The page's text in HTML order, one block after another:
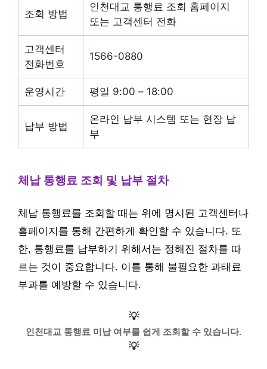
조회 방법
인천대교 통행료 조회 홈페이지
또는 고객센터 전화
고객센터
전화번호
1566-0880
운영시간 평일 9:00 – 18:00
납부 방법
온라인 납부 시스템 또는 현장 납
부
체납 통행료 조회 및 납부 절차
체납 통행료를 조회할 때는 위에 명시된 고객센터나
홈페이지를 통해 간편하게 확인할 수 있습니다. 또
한, 통행료를 납부하기 위해서는 정해진 절차를 따
르는 것이 중요합니다. 이를 통해 불필요한 과태료
부과를 예방할 수 있습니다.
💡
인천대교 통행료 미납 여부를 쉽게 조회할 수 있습니다.
💡